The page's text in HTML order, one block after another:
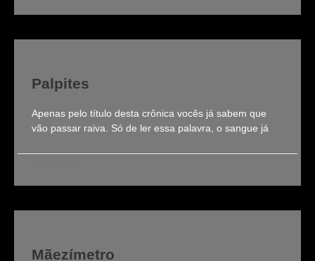
Palpites
Apenas pelo título desta crônica vocês já sabem que
vão passar raiva. Só de ler essa palavra, o sangue já
Mãezímetro